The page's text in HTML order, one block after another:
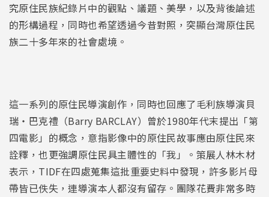
究原住民族紀錄片中的觀點、議題、美學，以及背後論述
的形構過程，同時也希望透過今昔對照，突顯台灣原住民
族二十多年來的社會處境。
這一系列的原住民導演創作，同時也回應了毛利族導演貝
瑞・巴克禮（Barry BARCLAY）曾於1980年代末提出「第
四電影」的概念，意指影像中的原住民故事應由原住民來
詮釋，也更強調原住民具主體性的「我」。策展人林木材
表示，TIDF在四處蒐集這批重要史料中發現，許多影片母
帶皆已佚失，連導演本人都沒有留存。團隊花費非常多時